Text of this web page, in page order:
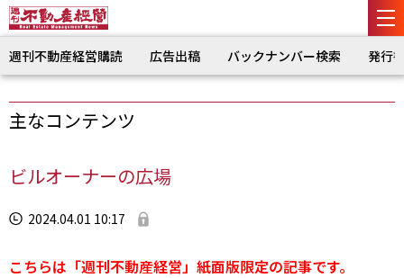
週刊不動産経営購読 広告出稿 バックナンバー検索 発行
主なコンテンツ
ビルオーナーの広場
2024.04.01 10:17
こちらは「週刊不動産経営」紙面版限定の記事です。